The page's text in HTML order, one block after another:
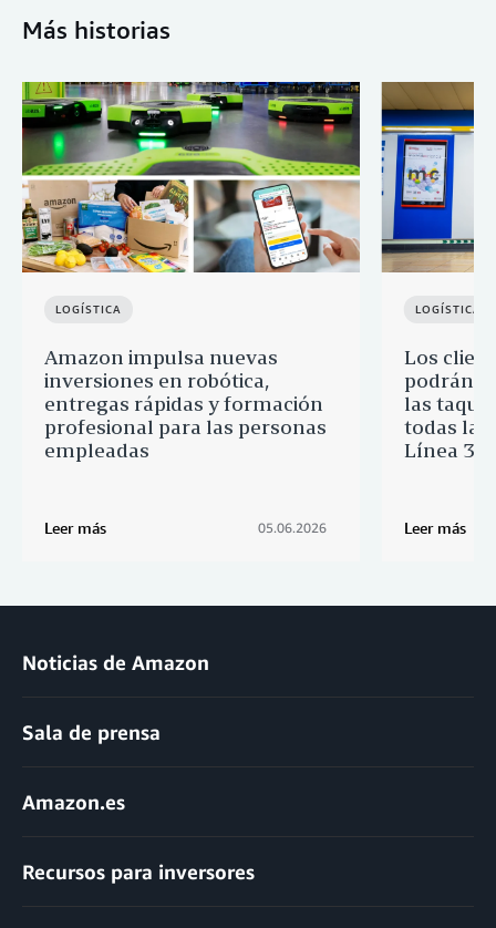
Más historias
LOGÍSTICA
Amazon impulsa nuevas
inversiones en robótica,
entregas rápidas y formación
profesional para las personas
empleadas
Leer más 05.06.2026
LOGÍSTICA
Los
podrán
las
todas las
Línea 3
Leer más
Noticias de Amazon
Sala de prensa
Amazon.es
Recursos para inversores